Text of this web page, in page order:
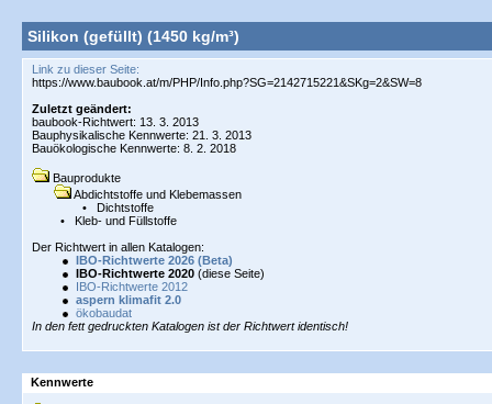
Silikon (gefüllt) (1450 kg/m³)
Link zu dieser Seite:
Zuletzt geändert:
baubook-Richtwert: 13. 3. 2013
Bauphysikalische Kennwerte: 21. 3. 2013
Bauökologische Kennwerte: 8. 2. 2018
Bauprodukte
Abdichtstoffe und Klebemassen
•
Dichtstoffe
•
Kleb- und Füllstoffe
Der Richtwert in allen Katalogen:
IBO-Richtwerte 2026 (Beta)
IBO-Richtwerte 2020 (diese Seite)
IBO-Richtwerte 2012
aspern klimafit 2.0
ökobaudat
In den fett gedruckten Katalogen ist der Richtwert identisch!
Kennwerte